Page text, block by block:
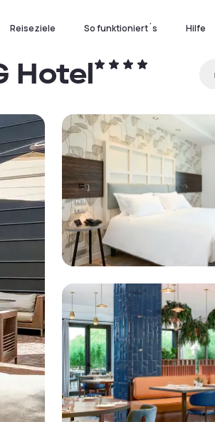
Reiseziele So funktioniert´s Hilfe
Hotel